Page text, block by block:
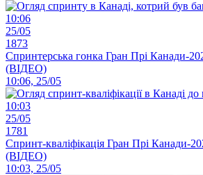
10:06
25/05
1873
Спринтерська гонка Гран Прі Канади-
(ВІДЕО)
10:06, 25/05
10:03
25/05
1781
Спринт-кваліфікація Гран Прі Канади-
(ВІДЕО)
10:03, 25/05